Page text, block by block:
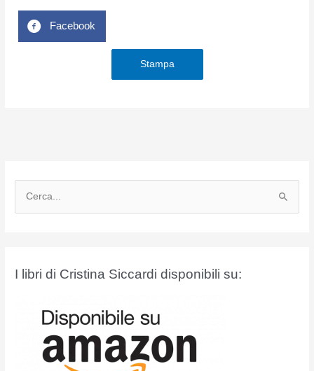
Facebook
Stampa
I libri di Cristina Siccardi disponibili su: